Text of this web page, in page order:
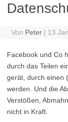
Von Peter |
Facebook und Co
durch das Teilen
gerät, durch einen
werden. Und die
Verstößen,
nicht in Kraft.